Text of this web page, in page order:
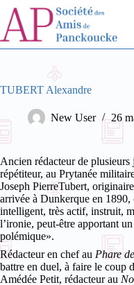
Passer
contenu
TUBERT Alexandre
New User 26
Ancien rédacteur de
répétiteur, au Prytanée
Joseph PierreTubert,
arrivée à Dunkerque en
intelligent, très actif, instruit,
l’ironie, peut-être apportant
polémique».
Rédacteur en chef au Phare
battre en duel, à faire le coup
Amédée Petit, rédacteur au